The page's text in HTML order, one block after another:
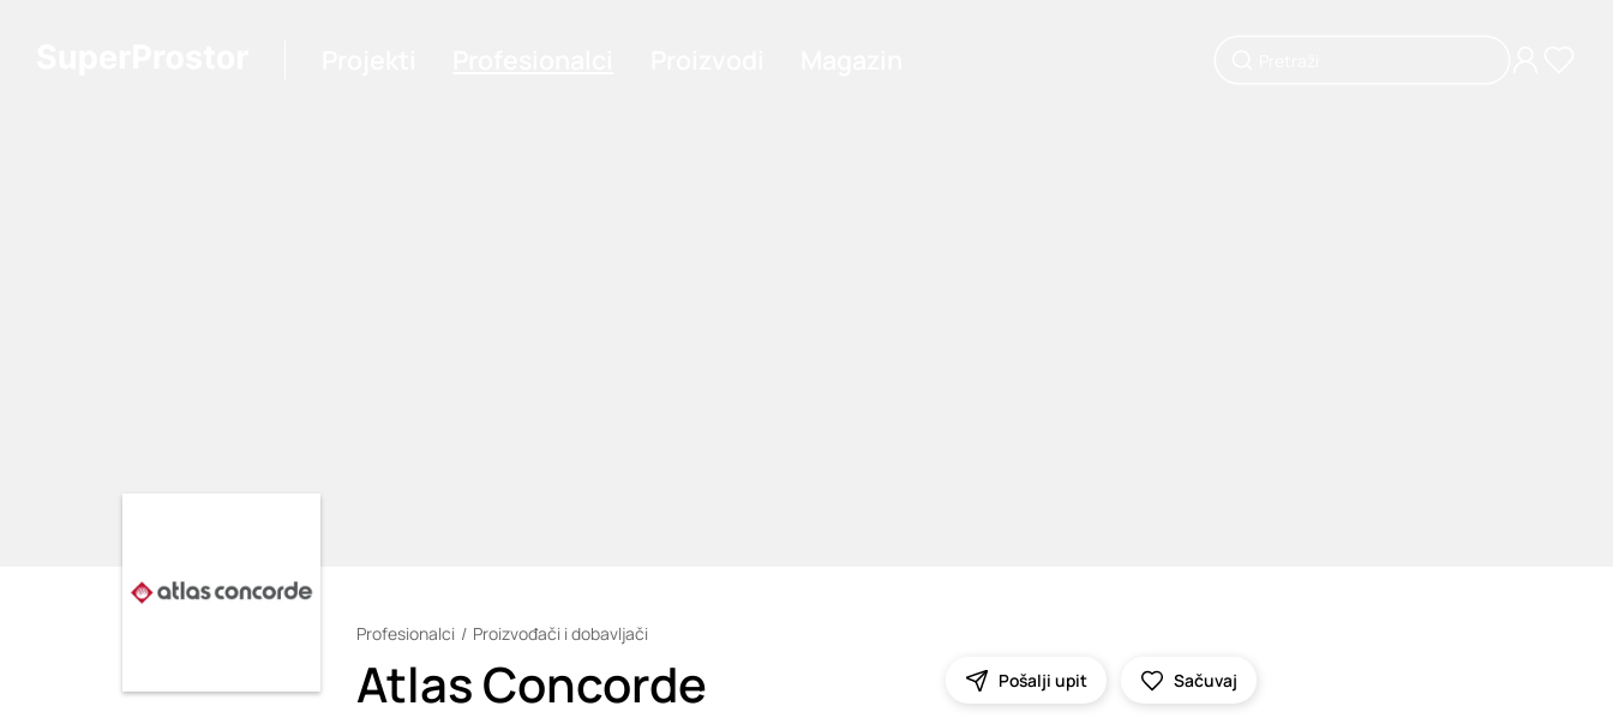
Profesionalci Proizvođači i dobavljači
Atlas Concorde Pošalji upit Sačuvaj